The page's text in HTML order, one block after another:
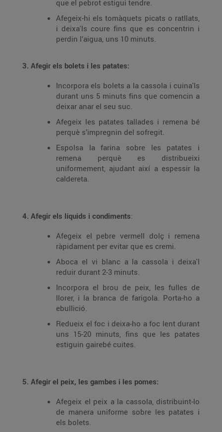
que el pebrot estigui tendre.
Afegeix-hi els tomàquets picats o ratllats,
i deixa'ls coure fins que es concentrin i
perdin l’aigua, uns 10 minuts.
3. Afegir els bolets i les patates:
Incorpora els bolets a la cassola i cuina'ls
durant uns 5 minuts fins que comencin a
deixar anar el seu suc.
Afegeix les patates tallades i remena bé
perquè s’impregnin del sofregit.
Espolsa la farina sobre les patates i
remena perquè es distribueixi
uniformement, ajudant així a espessir la
caldereta.
4. Afegir els líquids i condiments:
Afegeix el pebre vermell dolç i remena
ràpidament per evitar que es cremi.
Aboca el vi blanc a la cassola i deixa'l
reduir durant 2-3 minuts.
Incorpora el brou de peix, les fulles de
llorer, i la branca de farigola. Porta-ho a
ebullició.
Redueix el foc i deixa-ho a foc lent durant
uns 15-20 minuts, fins que les patates
estiguin gairebé cuites.
5. Afegir el peix, les gambes i les pomes:
Afegeix el peix a la cassola, distribuint-lo
de manera uniforme sobre les patates i
els bolets.